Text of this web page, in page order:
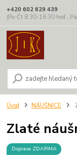
+420 602 629 439
(Po-Čt 8:30-16:30 hod.,
Úvod NÁUŠNICE
Zlaté
Doprava ZDARMA